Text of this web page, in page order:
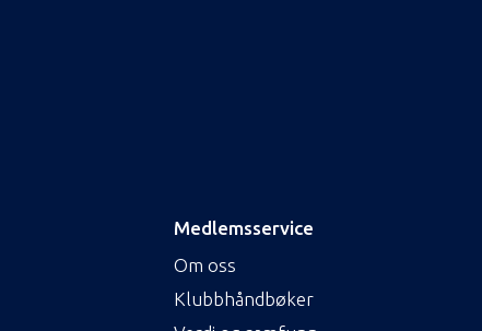
Medlemsservice
Om oss
Klubbhåndbøker